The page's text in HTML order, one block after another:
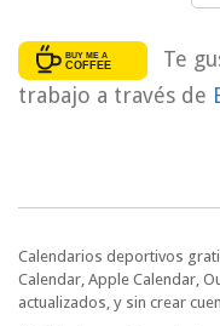
Te
trabajo a través de
Calendarios deportivos
Calendar, Apple Calendar,
actualizados, y sin crear